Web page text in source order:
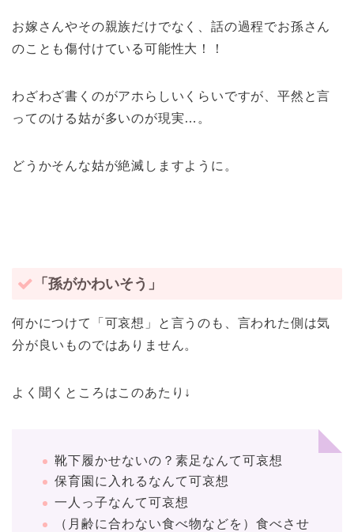
お嫁さんやその親族だけでなく、話の過程でお孫さん
のことも傷付けている可能性大！！
わざわざ書くのがアホらしいくらいですが、平然と言
ってのける姑が多いのが現実…。
どうかそんな姑が絶滅しますように。
「孫がかわいそう」
何かにつけて「可哀想」と言うのも、言われた側は気
分が良いものではありません。
よく聞くところはこのあたり↓
靴下履かせないの？素足なんて可哀想
保育園に入れるなんて可哀想
一人っ子なんて可哀想
（月齢に合わない食べ物などを）食べさせ